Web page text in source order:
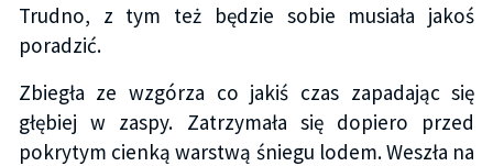
Trudno, z tym też będzie sobie musiała jakoś
poradzić.
Zbiegła ze wzgórza co jakiś czas zapadając się
głębiej w zaspy. Zatrzymała się dopiero przed
pokrytym cienką warstwą śniegu lodem. Weszła na